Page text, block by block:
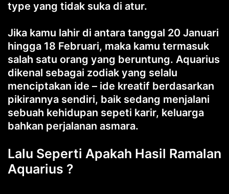
type yang tidak suka di atur.
Jika kamu lahir di antara tanggal 20 Januari
hingga 18 Februari, maka kamu termasuk
salah satu orang yang beruntung. Aquarius
dikenal sebagai zodiak yang selalu
menciptakan ide – ide kreatif berdasarkan
pikirannya sendiri, baik sedang menjalani
sebuah kehidupan sepeti karir, keluarga
bahkan perjalanan asmara.
Lalu Seperti Apakah Hasil Ramalan
Aquarius ?